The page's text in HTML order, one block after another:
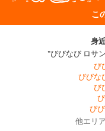
こ
身
"びびなび ロサ
び
びびな
び
び
他エリ